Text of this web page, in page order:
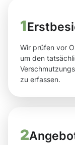
1
Wir prüfen vor
um den
zu erfassen.
2